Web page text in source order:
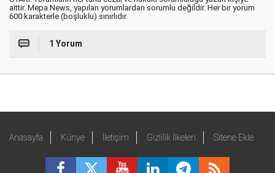
aittir. Mepa News, yapılan yorumlardan sorumlu değildir. Her bir yorum
600 karakterle (boşluklu) sınırlıdır.
1 Yorum
Anasayfa Künye İletişim Gizlilik İlkeleri Sitene Ekle